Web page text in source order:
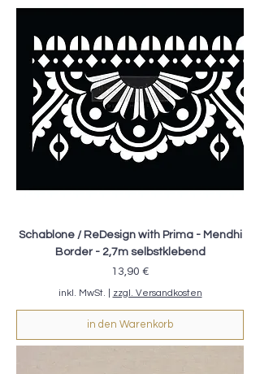
Schablone / ReDesign with Prima - Mendhi
Border - 2,7m selbstklebend
Preis
13,90 €
inkl. MwSt. zzgl. Versandkosten
in den Warenkorb